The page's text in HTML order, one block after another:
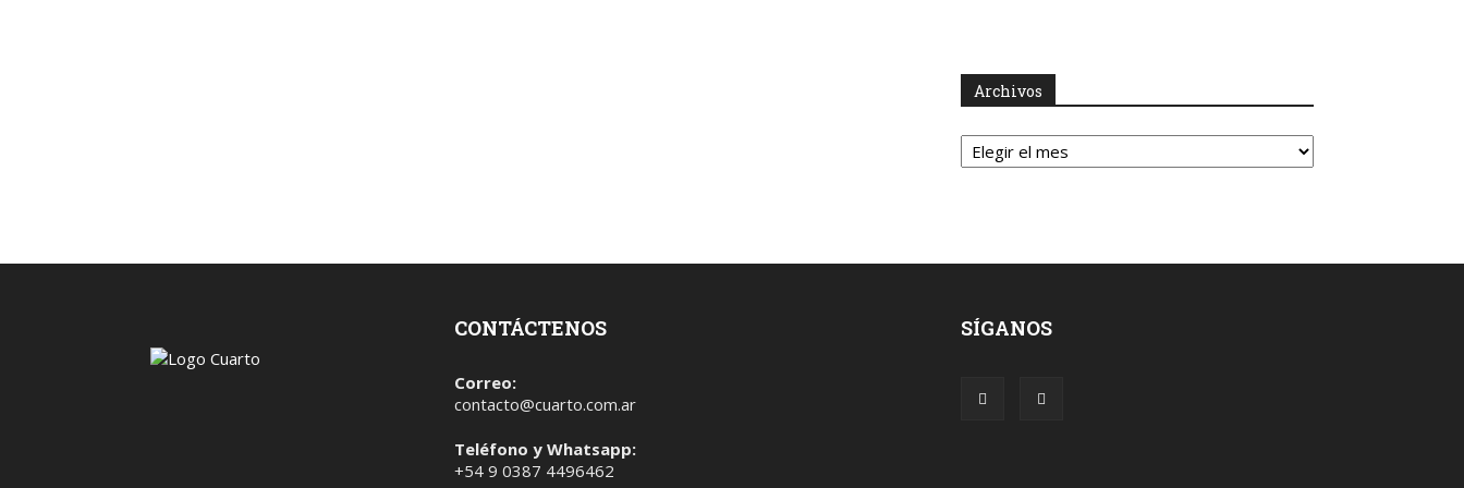
Archivos
Archivos
CONTÁCTENOS
Correo:
contacto@cuarto.com.ar
Teléfono y Whatsapp:
+54 9 0387 4496462
SÍGANOS